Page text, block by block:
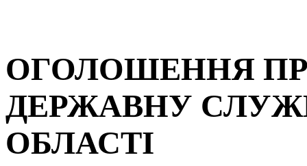
ОГОЛОШЕННЯ
ДЕРЖАВНУ
ОБЛАСТІ